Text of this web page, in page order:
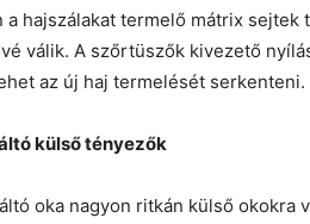
a hajszálakat termelő mátrix
válik. A szőrtüszők kivezető
az új haj termelését serkenteni.
külső tényezők
oka nagyon ritkán külső okokra